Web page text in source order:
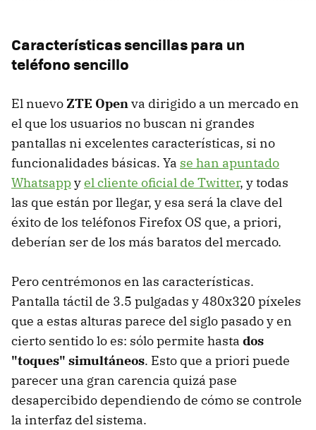
Características sencillas para un
teléfono sencillo
El nuevoZTE Openva dirigido a un mercado en
el que los usuarios no buscan ni grandes
pantallas ni excelentes características, si no
funcionalidades básicas. Ya se han apuntado
Whatsappyel cliente oficial de Twitter, y todas
las que están por llegar, y esa será la clave del
éxito de los teléfonos Firefox OS que, a priori,
deberían ser de los más baratos del mercado.
Pero centrémonos en las características.
Pantalla táctil de 3.5 pulgadas y 480x320 píxeles
que a estas alturas parece del siglo pasado y en
cierto sentido lo es: sólo permite hasta dos
"toques" simultáneos. Esto que a priori puede
parecer una gran carencia quizá pase
desapercibido dependiendo de cómo se controle
la interfaz del sistema.